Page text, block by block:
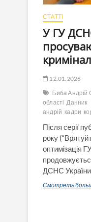
СТАТТІ
У ГУ
12.01.2026
Биба Андрій
області Данник
андрій кадри
Після серії
року
оптимізація
ДСНС
Смотреть